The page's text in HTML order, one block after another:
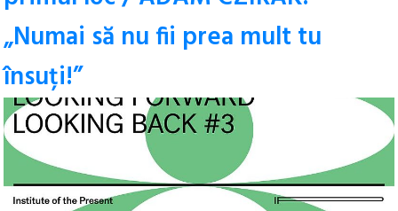
„Numai să nu fii prea mult tu
însuți!”